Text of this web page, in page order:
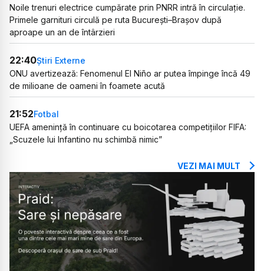
Noile trenuri electrice cumpărate prin PNRR intră în circulație.
Primele garnituri circulă pe ruta București–Brașov după
aproape un an de întârzieri
22:40Știri Externe
ONU avertizează: Fenomenul El Niño ar putea împinge încă 49
de milioane de oameni în foamete acută
21:52Fotbal
UEFA amenință în continuare cu boicotarea competițiilor FIFA:
„Scuzele lui Infantino nu schimbă nimic”
VEZI MAI MULT